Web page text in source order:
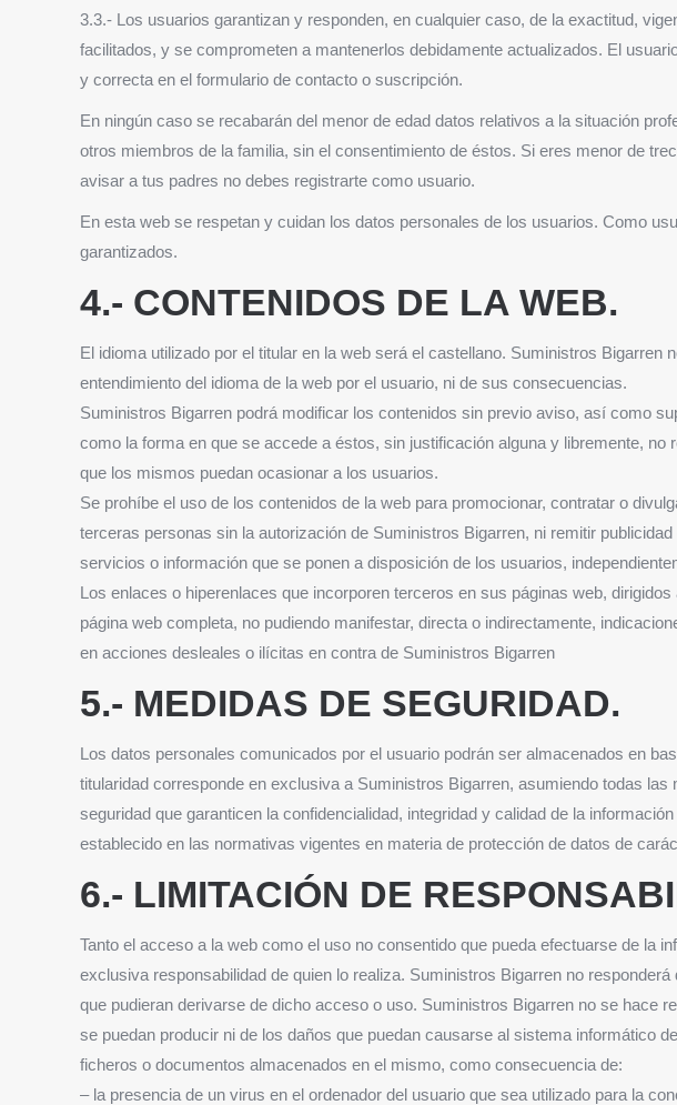
3.3.- Los usuarios garantizan y responden, en cualquier caso, de la exactitud,
facilitados, y se comprometen a mantenerlos debidamente actualizados. El
y correcta en el formulario de contacto o suscripción.
En ningún caso se recabarán del menor de edad datos relativos a la situación
otros miembros de la familia, sin el consentimiento de éstos. Si eres menor de
avisar a tus padres no debes registrarte como usuario.
En esta web se respetan y cuidan los datos personales de los usuarios. Como
garantizados.
4.- CONTENIDOS DE LA WEB.
El idioma utilizado por el titular en la web será el castellano. Suministros Bigarren
entendimiento del idioma de la web por el usuario, ni de sus consecuencias.
Suministros Bigarren podrá modificar los contenidos sin previo aviso, así como
como la forma en que se accede a éstos, sin justificación alguna y libremente, no
que los mismos puedan ocasionar a los usuarios.
Se prohíbe el uso de los contenidos de la web para promocionar, contratar o
terceras personas sin la autorización de Suministros Bigarren, ni remitir
servicios o información que se ponen a disposición de los usuarios,
Los enlaces o hiperenlaces que incorporen terceros en sus páginas web,
página web completa, no pudiendo manifestar, directa o indirectamente,
en acciones desleales o ilícitas en contra de Suministros Bigarren
5.- MEDIDAS DE SEGURIDAD.
Los datos personales comunicados por el usuario podrán ser almacenados en
titularidad corresponde en exclusiva a Suministros Bigarren, asumiendo todas
seguridad que garanticen la confidencialidad, integridad y calidad de la
establecido en las normativas vigentes en materia de protección de datos de
6.- LIMITACIÓN DE
Tanto el acceso a la web como el uso no consentido que pueda efectuarse de la
exclusiva responsabilidad de quien lo realiza. Suministros Bigarren no
que pudieran derivarse de dicho acceso o uso. Suministros Bigarren no se hace
se puedan producir ni de los daños que puedan causarse al sistema informático
ficheros o documentos almacenados en el mismo, como consecuencia de:
– la presencia de un virus en el ordenador del usuario que sea utilizado para la